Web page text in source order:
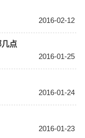
2016-02-12
点
2016-01-25
2016-01-24
2016-01-23